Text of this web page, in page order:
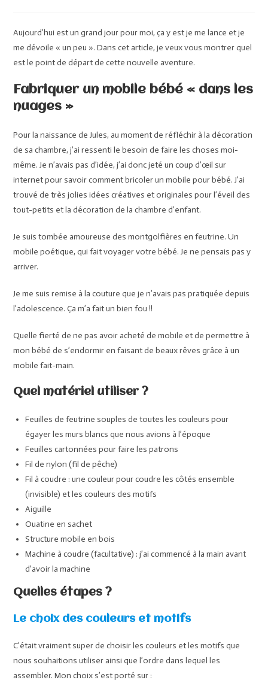
Aujourd’hui est un grand jour pour moi, ça y est je me lance et je
me dévoile « un peu ». Dans cet article, je veux vous montrer quel
est le point de départ de cette nouvelle aventure.
Fabriquer un mobile bébé « dans les
nuages »
Pour la naissance de Jules, au moment de réfléchir à la décoration
de sa chambre, j’ai ressenti le besoin de faire les choses moi-
même. Je n’avais pas d’idée, j’ai donc jeté un coup d’œil sur
internet pour savoir comment bricoler un mobile pour bébé. J’ai
trouvé de très jolies idées créatives et originales pour l’éveil des
tout-petits et la décoration de la chambre d’enfant.
Je suis tombée amoureuse des montgolfières en feutrine. Un
mobile poétique, qui fait voyager votre bébé. Je ne pensais pas y
arriver.
Je me suis remise à la couture que je n’avais pas pratiquée depuis
l’adolescence. Ça m’a fait un bien fou !!
Quelle fierté de ne pas avoir acheté de mobile et de permettre à
mon bébé de s’endormir en faisant de beaux rêves grâce à un
mobile fait-main.
Quel matériel utiliser ?
Feuilles de feutrine souples de toutes les couleurs pour
égayer les murs blancs que nous avions à l’époque
Feuilles cartonnées pour faire les patrons
Fil de nylon (fil de pêche)
Fil à coudre : une couleur pour coudre les côtés ensemble
(invisible) et les couleurs des motifs
Aiguille
Ouatine en sachet
Structure mobile en bois
Machine à coudre (facultative) : j’ai commencé à la main avant
d’avoir la machine
Quelles étapes ?
Le choix des couleurs et motifs
C’était vraiment super de choisir les couleurs et les motifs que
nous souhaitions utiliser ainsi que l’ordre dans lequel les
assembler. Mon choix s’est porté sur :